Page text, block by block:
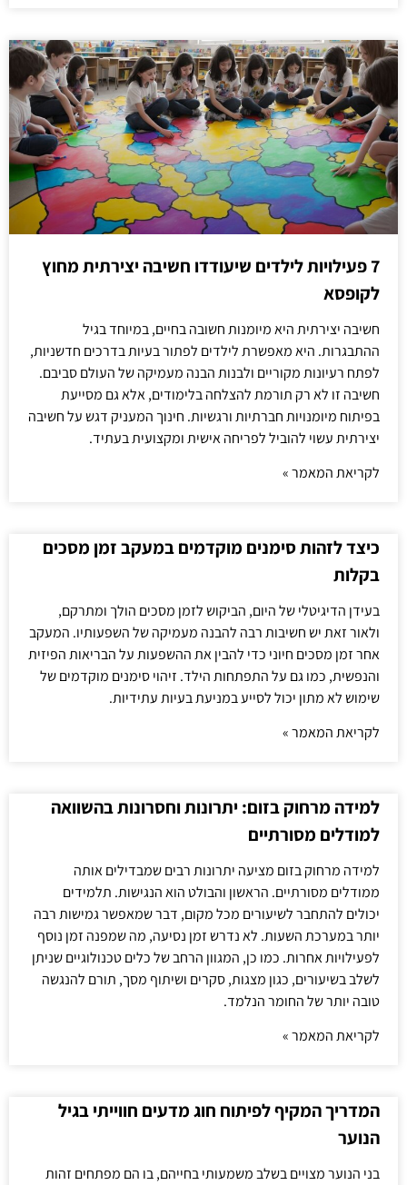
7 פעילויות לילדים שיעודדו חשיבה יצירתית מחוץ
לקופסא
חשיבה יצירתית היא מיומנות חשובה בחיים, במיוחד בגיל
ההתבגרות. היא מאפשרת לילדים לפתור בעיות בדרכים חדשניות,
לפתח רעיונות מקוריים ולבנות הבנה מעמיקה של העולם סביבם.
חשיבה זו לא רק תורמת להצלחה בלימודים, אלא גם מסייעת
בפיתוח מיומנויות חברתיות ורגשיות. חינוך המעניק דגש על חשיבה
יצירתית עשוי להוביל לפריחה אישית ומקצועית בעתיד.
לקריאת המאמר »
כיצד לזהות סימנים מוקדמים במעקב זמן מסכים
בקלות
בעידן הדיגיטלי של היום, הביקוש לזמן מסכים הולך ומתרקם,
ולאור זאת יש חשיבות רבה להבנה מעמיקה של השפעותיו. המעקב
אחר זמן מסכים חיוני כדי להבין את ההשפעות על הבריאות הפיזית
והנפשית, כמו גם על התפתחות הילד. זיהוי סימנים מוקדמים של
שימוש לא מתון יכול לסייע במניעת בעיות עתידיות.
לקריאת המאמר »
למידה מרחוק בזום: יתרונות וחסרונות בהשוואה
למודלים מסורתיים
למידה מרחוק בזום מציעה יתרונות רבים שמבדילים אותה
ממודלים מסורתיים. הראשון והבולט הוא הנגישות. תלמידים
יכולים להתחבר לשיעורים מכל מקום, דבר שמאפשר גמישות רבה
יותר במערכת השעות. לא נדרש זמן נסיעה, מה שמפנה זמן נוסף
לפעילויות אחרות. כמו כן, המגוון הרחב של כלים טכנולוגיים שניתן
לשלב בשיעורים, כגון מצגות, סקרים ושיתוף מסך, תורם להנגשה
טובה יותר של החומר הנלמד.
לקריאת המאמר »
המדריך המקיף לפיתוח חוג מדעים חווייתי בגיל
הנוער
בני הנוער מצויים בשלב משמעותי בחייהם, בו הם מפתחים זהות